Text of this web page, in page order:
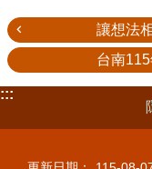
讓想法
台南
:::